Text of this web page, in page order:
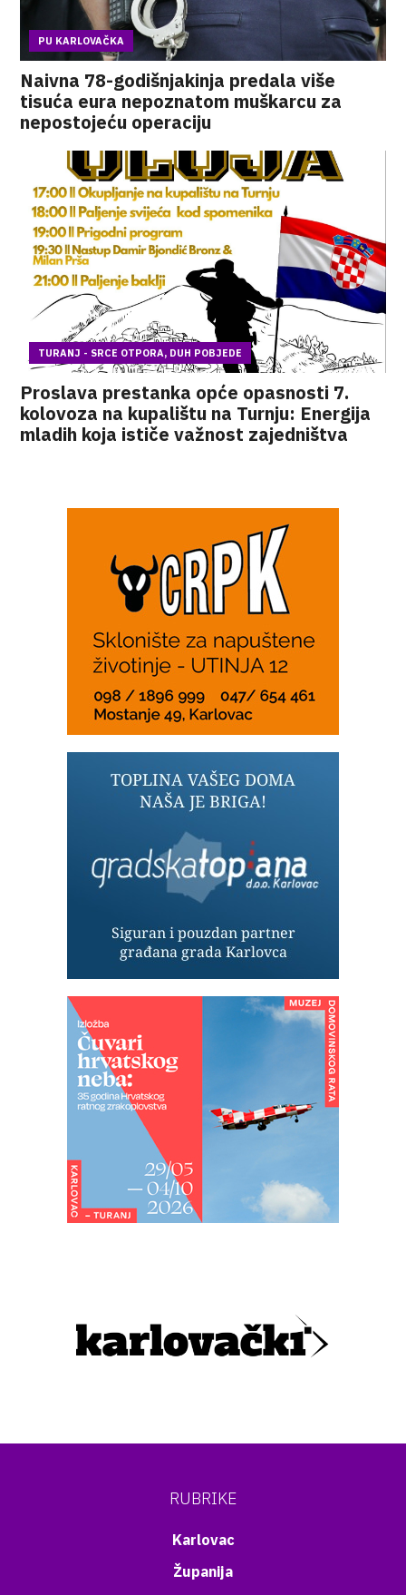
PU KARLOVAČKA
Naivna 78-godišnjakinja predala više
tisuća eura nepoznatom muškarcu za
nepostojeću operaciju
TURANJ - SRCE OTPORA, DUH POBJEDE
Proslava prestanka opće opasnosti 7.
kolovoza na kupalištu na Turnju: Energija
mladih koja ističe važnost zajedništva
RUBRIKE
Karlovac
Županija